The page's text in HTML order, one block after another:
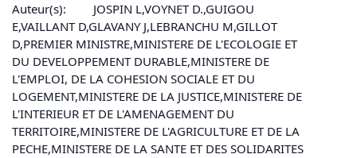
Auteur(s):
JOSPIN L,VOYNET D.,GUIGOU
E,VAILLANT D,GLAVANY J,LEBRANCHU M,GILLOT
D,PREMIER MINISTRE,MINISTERE DE L'ECOLOGIE ET
DU DEVELOPPEMENT DURABLE,MINISTERE DE
L'EMPLOI, DE LA COHESION SOCIALE ET DU
LOGEMENT,MINISTERE DE LA JUSTICE,MINISTERE DE
L'INTERIEUR ET DE L'AMENAGEMENT DU
TERRITOIRE,MINISTERE DE L'AGRICULTURE ET DE LA
PECHE,MINISTERE DE LA SANTE ET DES SOLIDARITES